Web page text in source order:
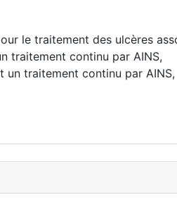
le traitement des ulcères
traitement continu par AINS,
traitement continu par AINS,